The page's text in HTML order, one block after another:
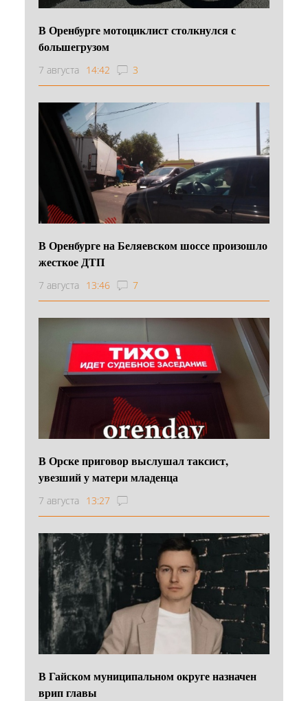
В Оренбурге мотоциклист столкнулся с
большегрузом
7 августа 14:42 3
В Оренбурге на Беляевском шоссе произошло
жесткое ДТП
7 августа 13:46 7
В Орске приговор выслушал таксист,
увезший у матери младенца
7 августа 13:27
В Гайском муниципальном округе назначен
врип главы